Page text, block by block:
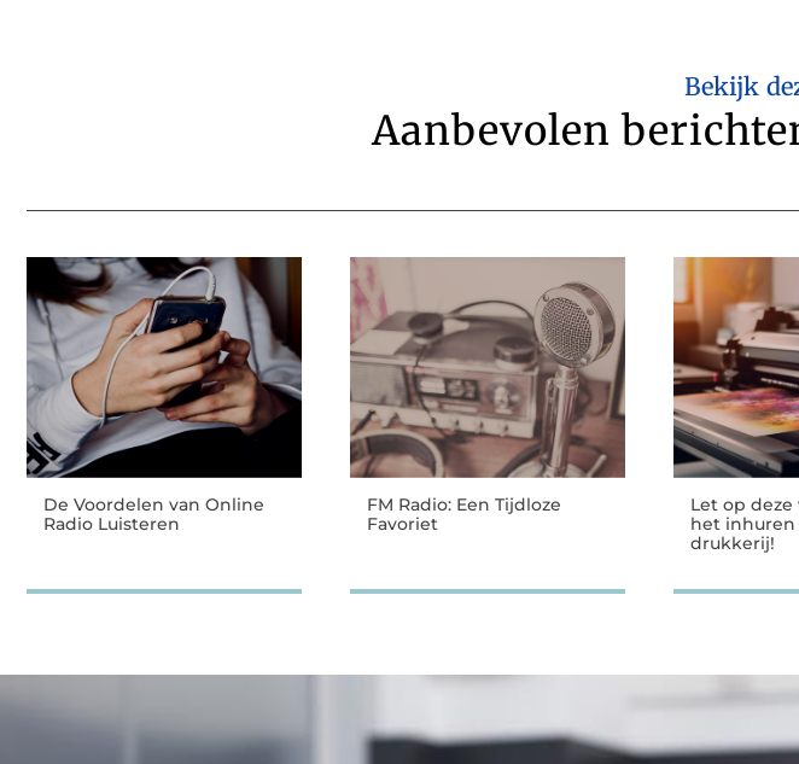
Bekijk
Aanbevolen
De Voordelen van Online
Radio Luisteren
FM Radio: Een Tijdloze
Favoriet
Let op
het inhuren
drukkerij!